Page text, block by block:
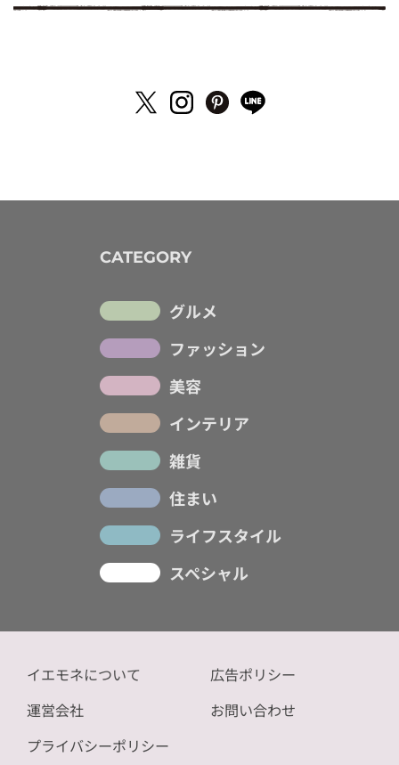
CATEGORY
グルメ
ファッション
美容
インテリア
雑貨
住まい
ライフスタイル
スペシャル
イエモネについて
運営会社
プライバシーポリシー
広告ポリシー
お問い合わせ